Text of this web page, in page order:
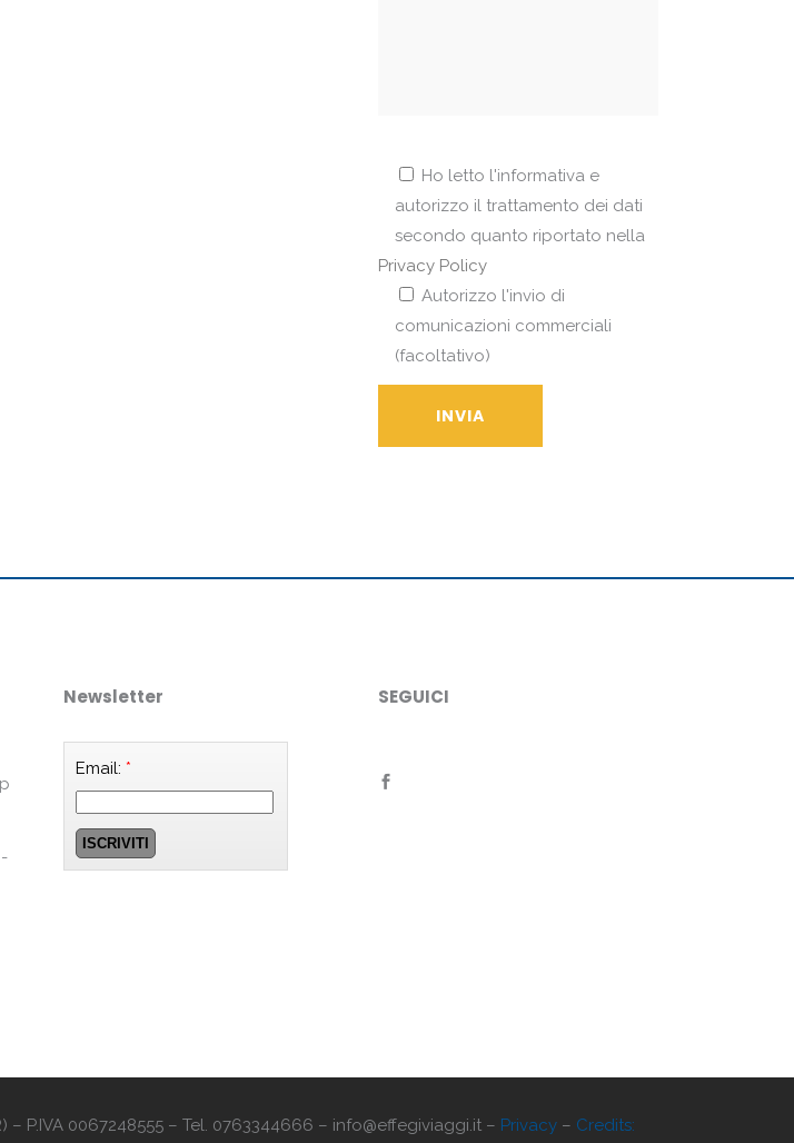
Ho letto l'informativa e
autorizzo il trattamento dei dati
secondo quanto riportato nella
Privacy Policy
Autorizzo l'invio di
comunicazioni commerciali
(facoltativo)
Newsletter
Email: *
SEGUICI
– P.IVA 0067248555 – Tel. 0763344666 – info@effegiviaggi.it – Privacy– Credits: